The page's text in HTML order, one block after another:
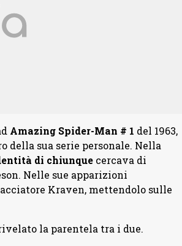
Amazing Spider-Man # 1 del 1963,
della sua serie personale. Nella
di chiunquecercava di
Nelle sue apparizioni
Kraven, mettendolo sulle
la parentela tra i due.